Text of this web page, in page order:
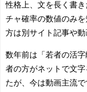
性格上、文を長く書
チャ確率の数値のみ
方は別サイト記事や動
数年前は「若者の活
者の方がネットで文
たが、今は動画主流